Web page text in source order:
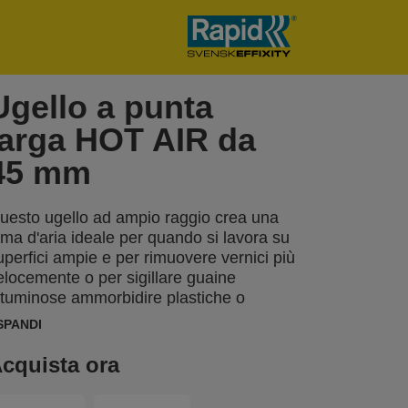
a punta
HOT AIR da
mm
ugello ad ampio raggio crea una
d'aria ideale per quando si lavora su
ampie e per rimuovere vernici più
o per sigillare guaine
ammorbidire plastiche o
imballaggi.
ora